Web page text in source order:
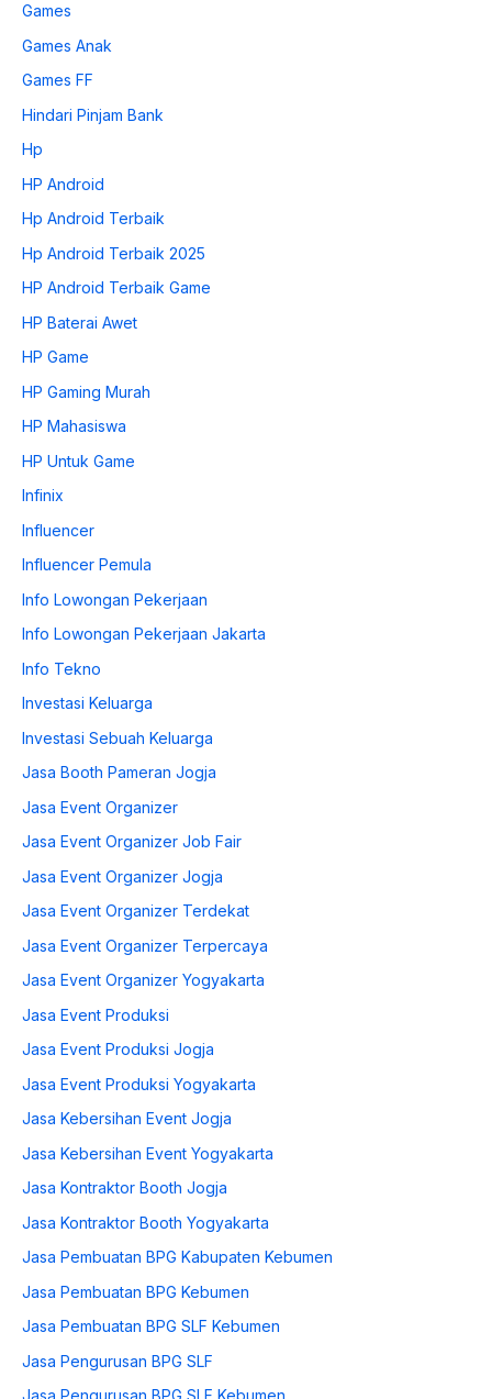
Games
Games Anak
Games FF
Hindari Pinjam Bank
Hp
HP Android
Hp Android Terbaik
Hp Android Terbaik 2025
HP Android Terbaik Game
HP Baterai Awet
HP Game
HP Gaming Murah
HP Mahasiswa
HP Untuk Game
Infinix
Influencer
Influencer Pemula
Info Lowongan Pekerjaan
Info Lowongan Pekerjaan Jakarta
Info Tekno
Investasi Keluarga
Investasi Sebuah Keluarga
Jasa Booth Pameran Jogja
Jasa Event Organizer
Jasa Event Organizer Job Fair
Jasa Event Organizer Jogja
Jasa Event Organizer Terdekat
Jasa Event Organizer Terpercaya
Jasa Event Organizer Yogyakarta
Jasa Event Produksi
Jasa Event Produksi Jogja
Jasa Event Produksi Yogyakarta
Jasa Kebersihan Event Jogja
Jasa Kebersihan Event Yogyakarta
Jasa Kontraktor Booth Jogja
Jasa Kontraktor Booth Yogyakarta
Jasa Pembuatan BPG Kabupaten Kebumen
Jasa Pembuatan BPG Kebumen
Jasa Pembuatan BPG SLF Kebumen
Jasa Pengurusan BPG SLF